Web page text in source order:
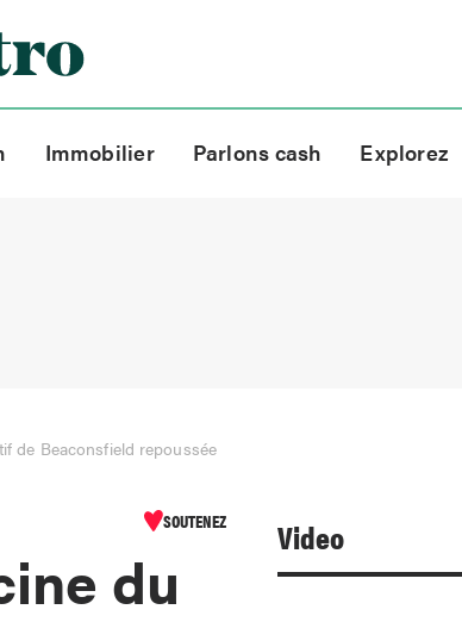
Immobilier Parlons cash Explorez
de Beaconsfield repoussée
SOUTENEZ
du
Video